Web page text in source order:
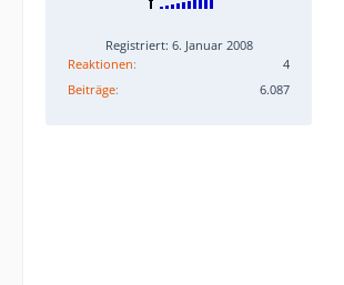
Registriert: 6. Januar 2008
Reaktionen
4
Beiträge
6.087